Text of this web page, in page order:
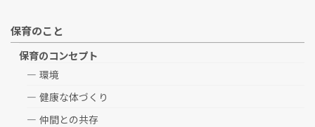
保育のこと
保育のコンセプト
環境
健康な体づくり
仲間との共存